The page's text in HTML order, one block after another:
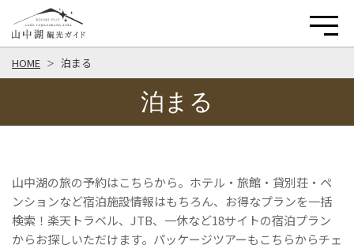
HOME 泊まる
泊まる
山中湖の旅の予約はこちらから。ホテル・旅館・貸別荘・ペ
ンションなど宿泊施設情報はもちろん、お得なプランを一括
検索！楽天トラベル、JTB、一休など18サイトの宿泊プラン
からお探しいただけます。パッケージツアーもこちらからチェ